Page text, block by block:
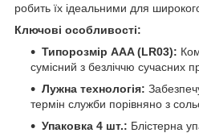
робить їх ідеальними для
Ключові особливості:
Типорозмір AAA (LR03):
сумісний з безліччю сучасних
Лужна технологія:
термін служби порівняно з
Упаковка 4 шт.: Блістерна